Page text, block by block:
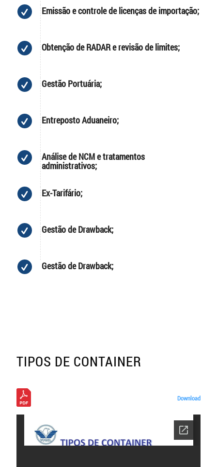
Emissão e controle de licenças de importação;
Obtenção de RADAR e revisão de limites;
Gestão Portuária;
Entreposto Aduaneiro;
Análise de NCM e tratamentos
administrativos;
Ex-Tarifário;
Gestão de Drawback;
Gestão de Drawback;
TIPOS DE CONTAINER
Download